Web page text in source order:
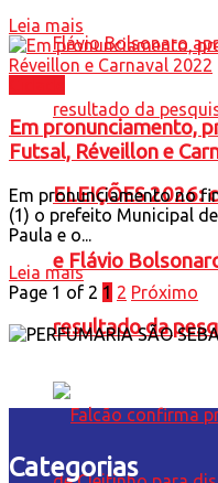
ELEIÇÕES 2026:
e Flávio
resultado da
Leia mais
Em pronunciamento,
Futsal, Réveillon e
Em pronunciamento no
(1) o prefeito Municipal
Paula e o...
Leia mais
Page 1 of 2 1 2 Próximo
Categorias